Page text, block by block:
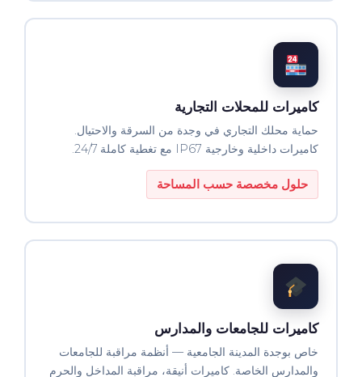
كاميرات للمحلات التجارية
حماية محلك التجاري في وجدة من السرقة والاحتيال.
كاميرات داخلية وخارجية IP67 مع تغطية كاملة 24/7.
حلول مخصصة حسب المساحة
كاميرات للجامعات والمدارس
خاص بوجدة المدينة الجامعية — أنظمة مراقبة للجامعات
والمدارس الخاصة. كاميرات أنيقة، مراقبة المداخل والحرم